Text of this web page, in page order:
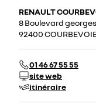
RENAULT
8 Boulevard
92400
01 46 67 55 55
site web
itinéraire